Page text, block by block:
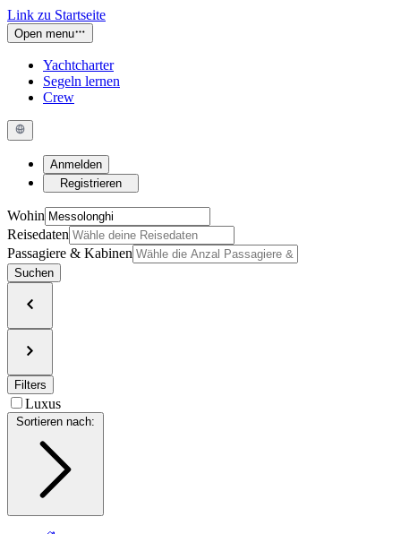
Link zu Startseite
Open menu
Yachtcharter
Segeln lernen
Crew
Anmelden
Registrieren
Wohin
Reisedaten
Passagiere & Kabinen
Suchen
Filters
Luxus
Sortieren nach